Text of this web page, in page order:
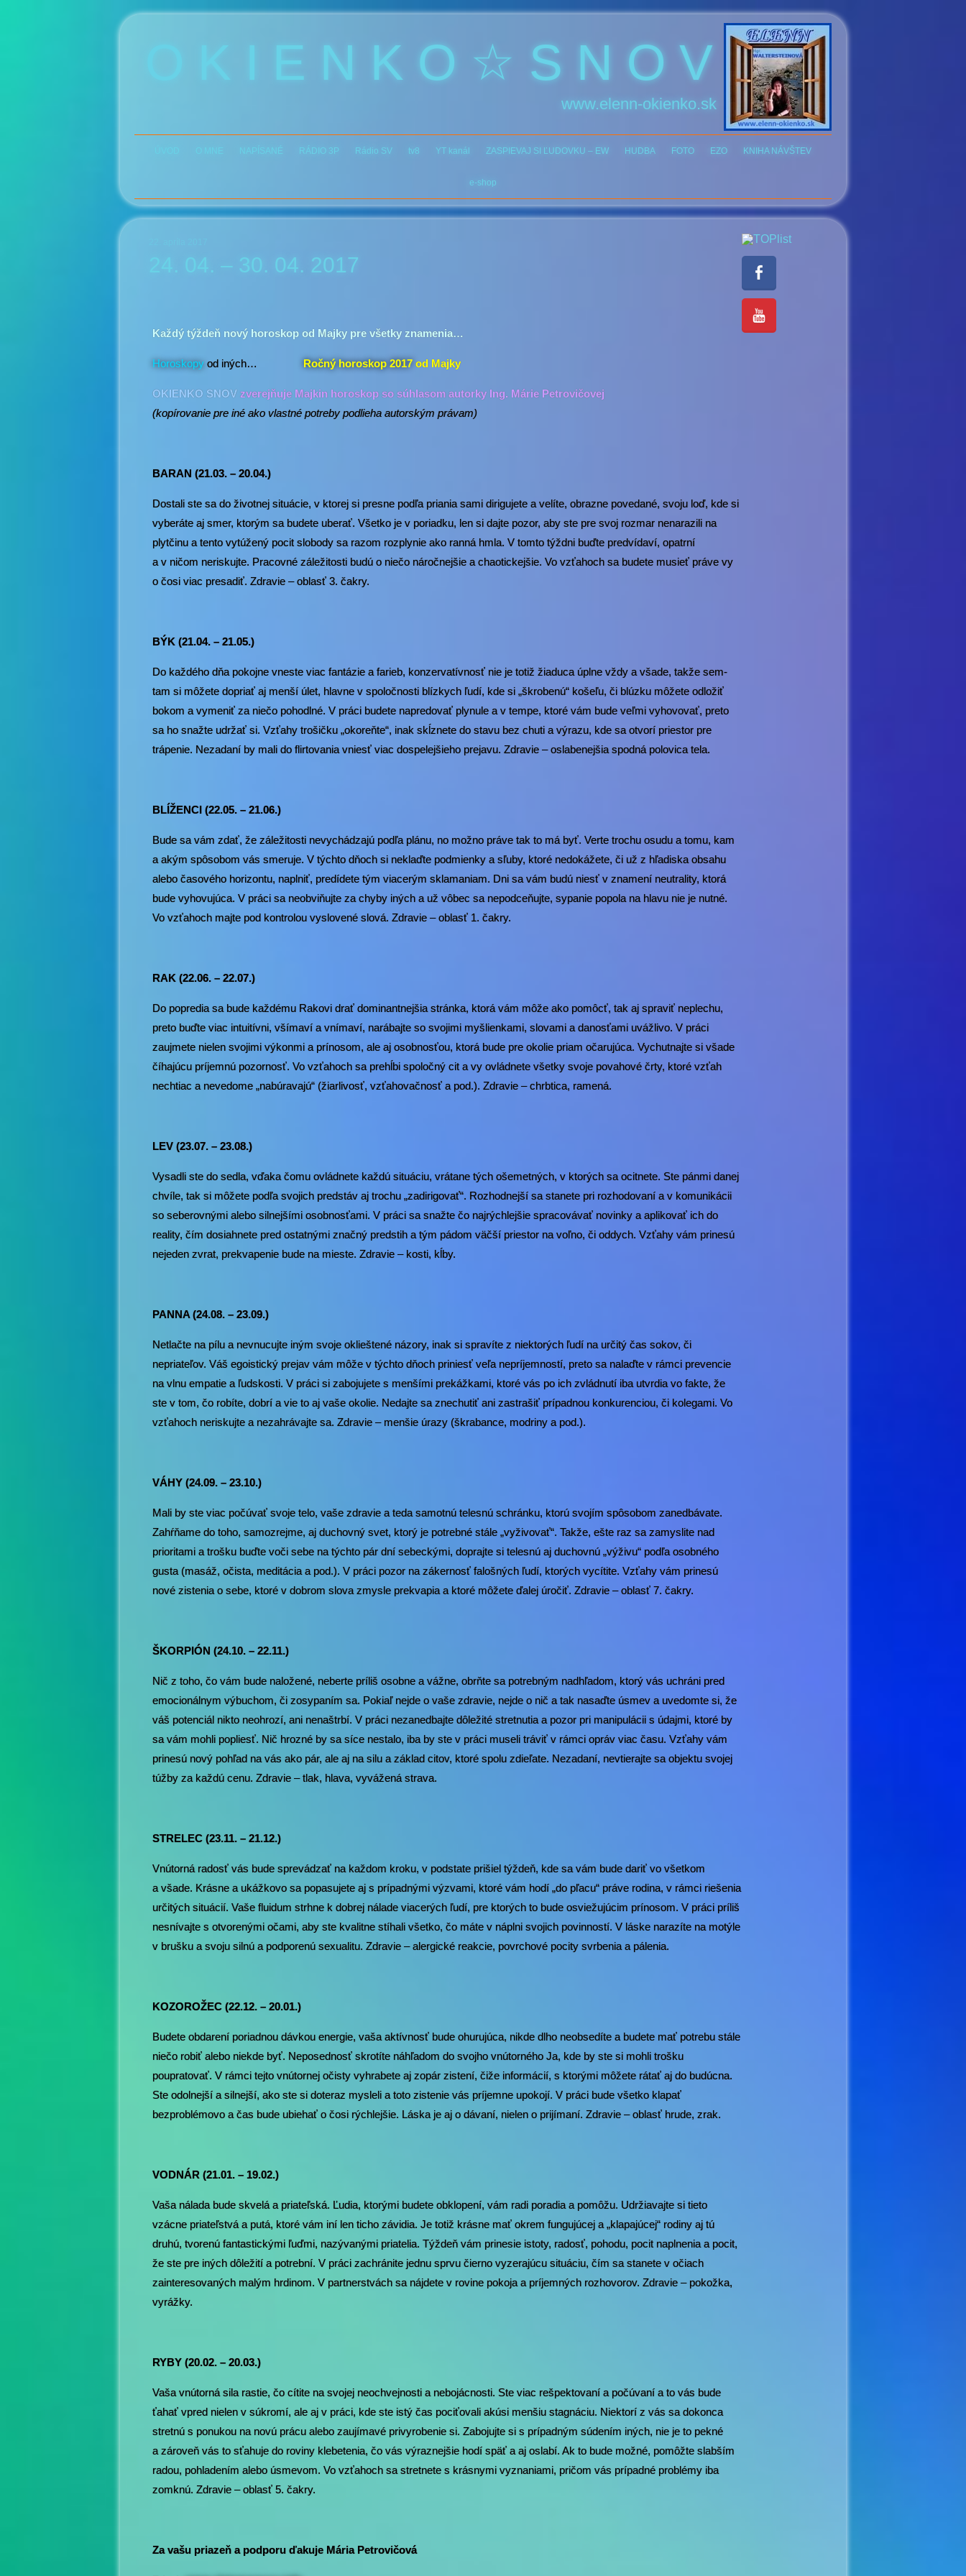
O K I E N K O ☆ S N O V
www.elenn-okienko.sk
NAPÍSANÉ RÁDIO 3P Rádio SV tv8 YT kanál ZASPIEVAJ SI ĽUDOVKU – EW HUDBA FOTO EZO KNIHA NÁVŠTEV
e-shop
24. 04. – 30. 04. 2017
Každý týždeň nový horoskop od Majky pre všetky znamenia…
Horoskopy od iných… Ročný horoskop 2017 od Majky
OKIENKO SNOV zverejňuje Majkin horoskop so súhlasom autorky Ing. Márie Petrovičovej
(kopírovanie pre iné ako vlastné potreby podlieha autorským právam)
BARAN (21.03. – 20.04.)
Dostali ste sa do životnej situácie, v ktorej si presne podľa priania sami dirigujete a velíte, obrazne povedané, svoju loď, kde si
vyberáte aj smer, ktorým sa budete uberať. Všetko je v poriadku, len si dajte pozor, aby ste pre svoj rozmar nenarazili na
plytčinu a tento vytúžený pocit slobody sa razom rozplynie ako ranná hmla. V tomto týždni buďte predvídaví, opatrní
a v ničom neriskujte. Pracovné záležitosti budú o niečo náročnejšie a chaotickejšie. Vo vzťahoch sa budete musieť práve vy
o čosi viac presadiť. Zdravie – oblasť 3. čakry.
BÝK (21.04. – 21.05.)
Do každého dňa pokojne vneste viac fantázie a farieb, konzervatívnosť nie je totiž žiaduca úplne vždy a všade, takže sem-
tam si môžete dopriať aj menší úlet, hlavne v spoločnosti blízkych ľudí, kde si „škrobenú“ košeľu, či blúzku môžete odložiť
bokom a vymeniť za niečo pohodlné. V práci budete napredovať plynule a v tempe, ktoré vám bude veľmi vyhovovať, preto
sa ho snažte udržať si. Vzťahy trošičku „okoreňte“, inak skĺznete do stavu bez chuti a výrazu, kde sa otvorí priestor pre
trápenie. Nezadaní by mali do flirtovania vniesť viac dospelejšieho prejavu. Zdravie – oslabenejšia spodná polovica tela.
BLÍŽENCI (22.05. – 21.06.)
Bude sa vám zdať, že záležitosti nevychádzajú podľa plánu, no možno práve tak to má byť. Verte trochu osudu a tomu, kam
a akým spôsobom vás smeruje. V týchto dňoch si neklaďte podmienky a sľuby, ktoré nedokážete, či už z hľadiska obsahu
alebo časového horizontu, naplniť, predídete tým viacerým sklamaniam. Dni sa vám budú niesť v znamení neutrality, ktorá
bude vyhovujúca. V práci sa neobviňujte za chyby iných a už vôbec sa nepodceňujte, sypanie popola na hlavu nie je nutné.
Vo vzťahoch majte pod kontrolou vyslovené slová. Zdravie – oblasť 1. čakry.
RAK (22.06. – 22.07.)
Do popredia sa bude každému Rakovi drať dominantnejšia stránka, ktorá vám môže ako pomôcť, tak aj spraviť neplechu,
preto buďte viac intuitívni, všímaví a vnímaví, narábajte so svojimi myšlienkami, slovami a danosťami uvážlivo. V práci
zaujmete nielen svojimi výkonmi a prínosom, ale aj osobnosťou, ktorá bude pre okolie priam očarujúca. Vychutnajte si všade
číhajúcu príjemnú pozornosť. Vo vzťahoch sa prehĺbi spoločný cit a vy ovládnete všetky svoje povahové črty, ktoré vzťah
nechtiac a nevedome „nabúravajú“ (žiarlivosť, vzťahovačnosť a pod.). Zdravie – chrbtica, ramená.
LEV (23.07. – 23.08.)
Vysadli ste do sedla, vďaka čomu ovládnete každú situáciu, vrátane tých ošemetných, v ktorých sa ocitnete. Ste pánmi danej
chvíle, tak si môžete podľa svojich predstáv aj trochu „zadirigovať“. Rozhodnejší sa stanete pri rozhodovaní a v komunikácii
so seberovnými alebo silnejšími osobnosťami. V práci sa snažte čo najrýchlejšie spracovávať novinky a aplikovať ich do
reality, čím dosiahnete pred ostatnými značný predstih a tým pádom väčší priestor na voľno, či oddych. Vzťahy vám prinesú
nejeden zvrat, prekvapenie bude na mieste. Zdravie – kosti, kĺby.
PANNA (24.08. – 23.09.)
Netlačte na pílu a nevnucujte iným svoje oklieštené názory, inak si spravíte z niektorých ľudí na určitý čas sokov, či
nepriateľov. Váš egoistický prejav vám môže v týchto dňoch priniesť veľa nepríjemností, preto sa nalaďte v rámci prevencie
na vlnu empatie a ľudskosti. V práci si zabojujete s menšími prekážkami, ktoré vás po ich zvládnutí iba utvrdia vo fakte, že
ste v tom, čo robíte, dobrí a vie to aj vaše okolie. Nedajte sa znechutiť ani zastrašiť prípadnou konkurenciou, či kolegami. Vo
vzťahoch neriskujte a nezahrávajte sa. Zdravie – menšie úrazy (škrabance, modriny a pod.).
VÁHY (24.09. – 23.10.)
Mali by ste viac počúvať svoje telo, vaše zdravie a teda samotnú telesnú schránku, ktorú svojím spôsobom zanedbávate.
Zahŕňame do toho, samozrejme, aj duchovný svet, ktorý je potrebné stále „vyživovať“. Takže, ešte raz sa zamyslite nad
prioritami a trošku buďte voči sebe na týchto pár dní sebeckými, doprajte si telesnú aj duchovnú „výživu“ podľa osobného
gusta (masáž, očista, meditácia a pod.). V práci pozor na zákernosť falošných ľudí, ktorých vycítite. Vzťahy vám prinesú
nové zistenia o sebe, ktoré v dobrom slova zmysle prekvapia a ktoré môžete ďalej úročiť. Zdravie – oblasť 7. čakry.
ŠKORPIÓN (24.10. – 22.11.)
Nič z toho, čo vám bude naložené, neberte príliš osobne a vážne, obrňte sa potrebným nadhľadom, ktorý vás uchráni pred
emocionálnym výbuchom, či zosypaním sa. Pokiaľ nejde o vaše zdravie, nejde o nič a tak nasaďte úsmev a uvedomte si, že
váš potenciál nikto neohrozí, ani nenaštrbí. V práci nezanedbajte dôležité stretnutia a pozor pri manipulácii s údajmi, ktoré by
sa vám mohli popliesť. Nič hrozné by sa síce nestalo, iba by ste v práci museli tráviť v rámci opráv viac času. Vzťahy vám
prinesú nový pohľad na vás ako pár, ale aj na silu a základ citov, ktoré spolu zdieľate. Nezadaní, nevtierajte sa objektu svojej
túžby za každú cenu. Zdravie – tlak, hlava, vyvážená strava.
STRELEC (23.11. – 21.12.)
Vnútorná radosť vás bude sprevádzať na každom kroku, v podstate prišiel týždeň, kde sa vám bude dariť vo všetkom
a všade. Krásne a ukážkovo sa popasujete aj s prípadnými výzvami, ktoré vám hodí „do pľacu“ práve rodina, v rámci riešenia
určitých situácií. Vaše fluidum strhne k dobrej nálade viacerých ľudí, pre ktorých to bude osviežujúcim prínosom. V práci príliš
nesnívajte s otvorenými očami, aby ste kvalitne stíhali všetko, čo máte v náplni svojich povinností. V láske narazíte na motýle
v brušku a svoju silnú a podporenú sexualitu. Zdravie – alergické reakcie, povrchové pocity svrbenia a pálenia.
KOZOROŽEC (22.12. – 20.01.)
Budete obdarení poriadnou dávkou energie, vaša aktívnosť bude ohurujúca, nikde dlho neobsedíte a budete mať potrebu stále
niečo robiť alebo niekde byť. Neposednosť skrotíte náhľadom do svojho vnútorného Ja, kde by ste si mohli trošku
poupratovať. V rámci tejto vnútornej očisty vyhrabete aj zopár zistení, čiže informácií, s ktorými môžete rátať aj do budúcna.
Ste odolnejší a silnejší, ako ste si doteraz mysleli a toto zistenie vás príjemne upokojí. V práci bude všetko klapať
bezproblémovo a čas bude ubiehať o čosi rýchlejšie. Láska je aj o dávaní, nielen o prijímaní. Zdravie – oblasť hrude, zrak.
VODNÁR (21.01. – 19.02.)
Vaša nálada bude skvelá a priateľská. Ľudia, ktorými budete obklopení, vám radi poradia a pomôžu. Udržiavajte si tieto
vzácne priateľstvá a putá, ktoré vám iní len ticho závidia. Je totiž krásne mať okrem fungujúcej a „klapajúcej“ rodiny aj tú
druhú, tvorenú fantastickými ľuďmi, nazývanými priatelia. Týždeň vám prinesie istoty, radosť, pohodu, pocit naplnenia a pocit,
že ste pre iných dôležití a potrební. V práci zachránite jednu sprvu čierno vyzerajúcu situáciu, čím sa stanete v očiach
zainteresovaných malým hrdinom. V partnerstvách sa nájdete v rovine pokoja a príjemných rozhovorov. Zdravie – pokožka,
vyrážky.
RYBY (20.02. – 20.03.)
Vaša vnútorná sila rastie, čo cítite na svojej neochvejnosti a nebojácnosti. Ste viac rešpektovaní a počúvaní a to vás bude
ťahať vpred nielen v súkromí, ale aj v práci, kde ste istý čas pociťovali akúsi menšiu stagnáciu. Niektorí z vás sa dokonca
stretnú s ponukou na novú prácu alebo zaujímavé privyrobenie si. Zabojujte si s prípadným súdením iných, nie je to pekné
a zároveň vás to sťahuje do roviny klebetenia, čo vás výraznejšie hodí späť a aj oslabí. Ak to bude možné, pomôžte slabším
radou, pohladením alebo úsmevom. Vo vzťahoch sa stretnete s krásnymi vyznaniami, pričom vás prípadné problémy iba
zomknú. Zdravie – oblasť 5. čakry.
Za vašu priazeň a podporu ďakuje Mária Petrovičová